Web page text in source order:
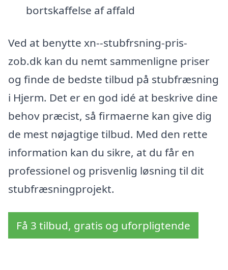
bortskaffelse af affald
Ved at benytte xn--stubfrsning-pris-
zob.dk kan du nemt sammenligne priser
og finde de bedste tilbud på stubfræsning
i Hjerm. Det er en god idé at beskrive dine
behov præcist, så firmaerne kan give dig
de mest nøjagtige tilbud. Med den rette
information kan du sikre, at du får en
professionel og prisvenlig løsning til dit
stubfræsningprojekt.
Få 3 tilbud, gratis og uforpligtende